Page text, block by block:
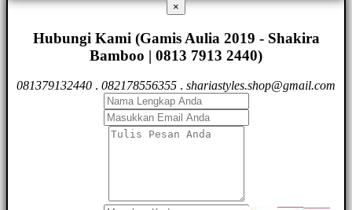
×
Hubungi Kami (Gamis Aulia 2019 - Shakira
Bamboo | 0813 7913 2440)
081379132440 . 082178556355 . shariastyles.shop@gmail.com